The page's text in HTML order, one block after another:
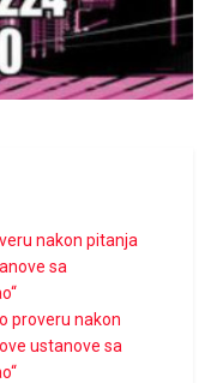
nakon pitanja
sa
proveru nakon
ustanove sa